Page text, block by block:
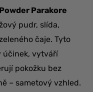
Parakore
pudr, slída,
čaje. Tyto
účinek, vytváří
pokožku bez
– sametový vzhled.